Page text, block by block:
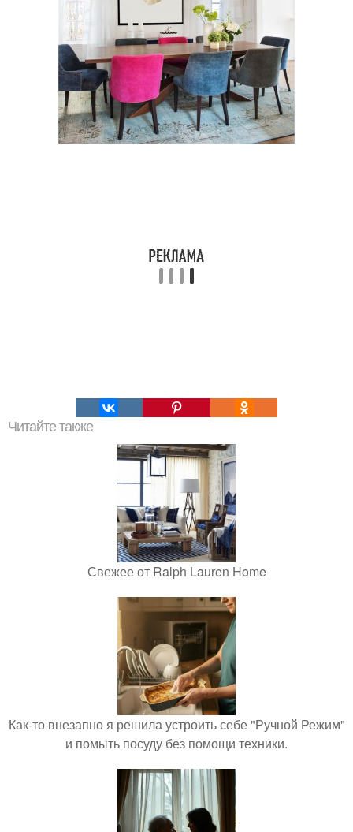
Читайте также
Свежее от Ralph Lauren Home
Как-то внезапно я решила устроить себе "Ручной Режим"
и помыть посуду без помощи техники.